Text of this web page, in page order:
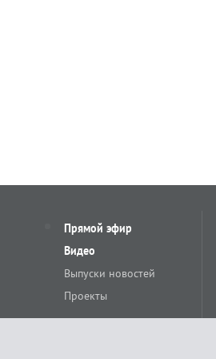
Прямой эфир
Видео
Выпуски новостей
Проекты